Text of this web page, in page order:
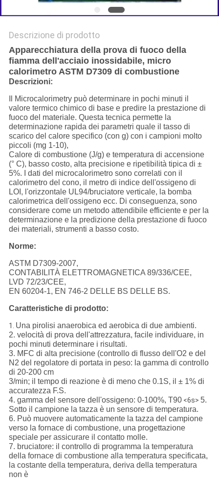
Descrizione di prodotto
Apparecchiatura della prova di fuoco della
fiamma dell'acciaio inossidabile, micro
calorimetro ASTM D7309 di combustione
Descrizioni:
Il Microcalorimetry può determinare in pochi minuti il
valore termico chimico di base e predire la prestazione di
fuoco del materiale. Questa tecnica permette la
determinazione rapida dei parametri quale il tasso di
scarico del calore specifico (con g) con i campioni molto
piccoli (mg 1-10),
Calore di combustione (J/g) e temperatura di accensione
(° C), basso costo, alta precisione e ripetibilità tipica di ±
5%. I dati del microcalorimetro sono correlati con il
calorimetro del cono, il metro di indice dell'ossigeno di
LOI, l'orizzontale UL94/bruciatore verticale, la bomba
calorimetrica dell'ossigeno ecc. Di conseguenza, sono
considerare come un metodo attendibile efficiente e per la
determinazione e la predizione della prestazione di fuoco
dei materiali, strumenti a basso costo.
Norme:
ASTM D7309-2007,
CONTABILITÀ ELETTROMAGNETICA 89/336/CEE,
LVD 72/23/CEE,
EN 60204-1, EN 746-2 DELLE BS DELLE BS.
Caratteristiche di prodotto:
1. Una pirolisi anaerobica ed aerobica di due ambienti.
2. velocità di prova dell'attrezzatura, facile individuare, in
pochi minuti determinare i risultati.
3. MFC di alta precisione (controllo di flusso dell'O2 e del
N2 del regolatore di portata in peso: la gamma di controllo
di 20-200 cm
3/min; il tempo di reazione è di meno che 0.1S, il ± 1% di
accuratezza F.S.
4. gamma del sensore dell'ossigeno: 0-100%, T90<6s> 5.
Sotto il campione la tazza è un sensore di temperatura.
6. Può muovere automaticamente la tazza del campione
verso la fornace di combustione, una progettazione
speciale per assicurare il contatto molle.
7. bruciatore: il controllo di programma la temperatura
della fornace di combustione alla temperatura specificata,
la costante della temperatura, deriva della temperatura
non è